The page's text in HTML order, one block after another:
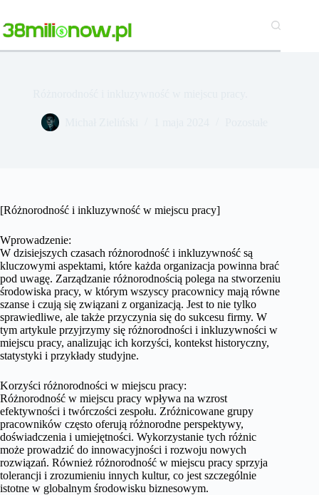
treści
[Różnorodność i inkluzywność w miejscu pracy]
Wprowadzenie:
W dzisiejszych czasach różnorodność i inkluzywność są
kluczowymi aspektami, które każda organizacja powinna brać
pod uwagę. Zarządzanie różnorodnością polega na stworzeniu
środowiska pracy, w którym wszyscy pracownicy mają równe
szanse i czują się związani z organizacją. Jest to nie tylko
sprawiedliwe, ale także przyczynia się do sukcesu firmy. W
tym artykule przyjrzymy się różnorodności i inkluzywności w
miejscu pracy, analizując ich korzyści, kontekst historyczny,
statystyki i przykłady studyjne.
Korzyści różnorodności w miejscu pracy:
Różnorodność w miejscu pracy wpływa na wzrost
efektywności i twórczości zespołu. Zróżnicowane grupy
pracowników często oferują różnorodne perspektywy,
doświadczenia i umiejętności. Wykorzystanie tych różnic
może prowadzić do innowacyjności i rozwoju nowych
rozwiązań. Również różnorodność w miejscu pracy sprzyja
tolerancji i zrozumieniu innych kultur, co jest szczególnie
istotne w globalnym środowisku biznesowym.